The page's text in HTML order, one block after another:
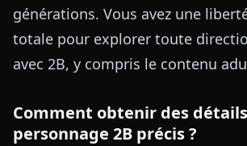
générations. Vous avez une
totale pour explorer toute
avec 2B, y compris le contenu
Comment obtenir des
personnage 2B précis ?